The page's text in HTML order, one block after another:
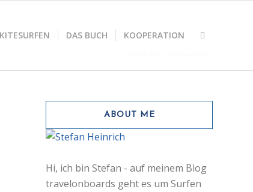
KITESURFEN DAS BUCH KOOPERATION
ABOUT ME
Hi, ich bin Stefan - auf meinem Blog
travelonboards geht es um Surfen